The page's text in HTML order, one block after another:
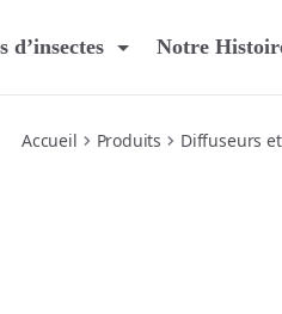
moustiques-45-nuits
d’insectes Notre
Accueil Produits Diffuseurs